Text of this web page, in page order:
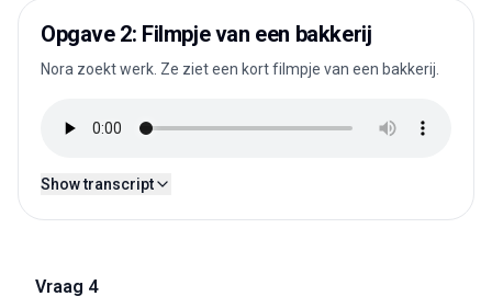
Opgave 2: Filmpje van een bakkerij
Nora zoekt werk. Ze ziet een kort filmpje van een bakkerij.
Show transcript
Vraag 4